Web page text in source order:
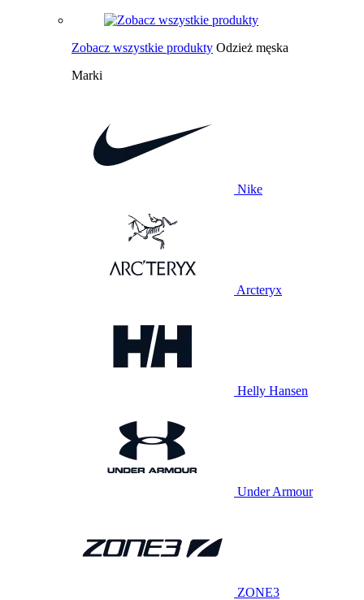
Zobacz wszystkie produkty Odzież męska
Marki
Nike
Arcteryx
Helly Hansen
Under Armour
ZONE3